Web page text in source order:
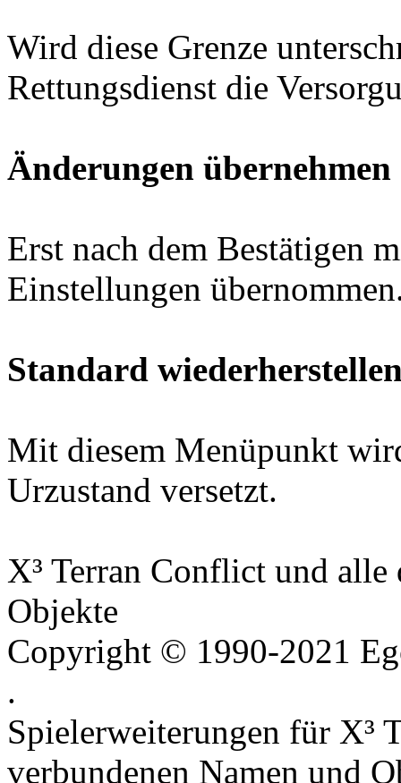
Wird diese Grenze
Rettungsdienst die
Änderungen übernehmen
Erst nach dem Bestätigen
Einstellungen
Standard
Mit diesem Menüpunkt
Urzustand versetzt.
X³ Terran Conflict und
Objekte
Copyright © 1990-2021
.
Spielerweiterungen für X³
verbundenen Namen und